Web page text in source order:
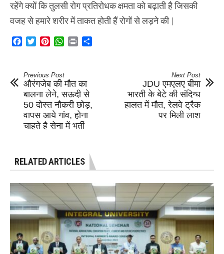
रहेंगे क्यों कि तुलसी रोग प्रतिरोधक क्षमता को बढ़ाती है जिसकी
वजह से हमारे शरीर में ताकत होती हैं रोगों से लड़ने की |
Facebook
TwitterPinterestWhatsApp
Print
Previous Post
औरंगजेब की मौत का
बालना लेने, सऊदी से
50 दोस्त नौकरी छोड़,
वापस आये गांव, होना
चाहते है सेना में भर्ती
Next Post
JDU एमएलए बीमा
भारती के बेटे की संदिग्ध
हालत में मौत, रेलवे ट्रैक
पर मिली लाश
RELATED ARTICLES